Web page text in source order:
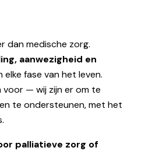
dan medische zorg.
aanwezigheid en
elke fase van het leven.
— wij zijn er om te
te ondersteunen, met het
palliatieve zorg of